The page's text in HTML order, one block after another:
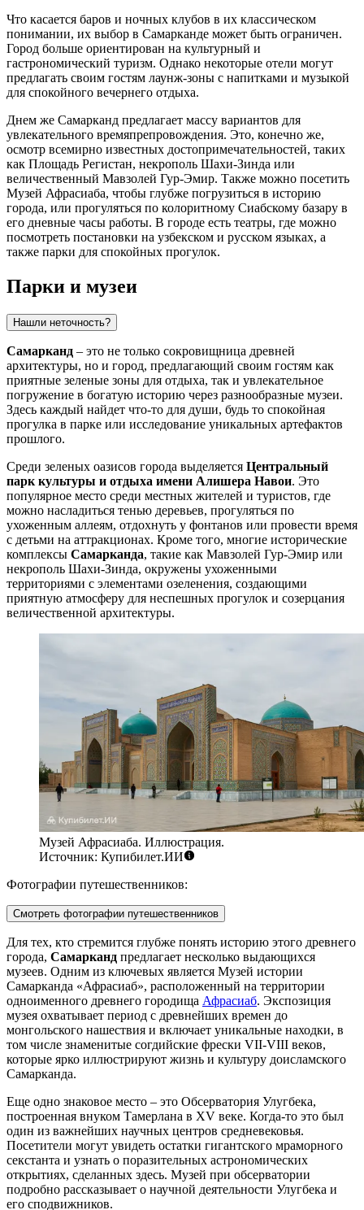
Что касается баров и ночных клубов в их классическом
понимании, их выбор в Самарканде может быть ограничен.
Город больше ориентирован на культурный и
гастрономический туризм. Однако некоторые отели могут
предлагать своим гостям лаунж-зоны с напитками и музыкой
для спокойного вечернего отдыха.
Днем же Самарканд предлагает массу вариантов для
увлекательного времяпрепровождения. Это, конечно же,
осмотр всемирно известных достопримечательностей, таких
как Площадь Регистан, некрополь Шахи-Зинда или
величественный Мавзолей Гур-Эмир. Также можно посетить
Музей Афрасиаба, чтобы глубже погрузиться в историю
города, или прогуляться по колоритному Сиабскому базару в
его дневные часы работы. В городе есть театры, где можно
посмотреть постановки на узбекском и русском языках, а
также парки для спокойных прогулок.
Парки и музеи
Нашли неточность?
Самарканд – это не только сокровищница древней
архитектуры, но и город, предлагающий своим гостям как
приятные зеленые зоны для отдыха, так и увлекательное
погружение в богатую историю через разнообразные музеи.
Здесь каждый найдет что-то для души, будь то спокойная
прогулка в парке или исследование уникальных артефактов
прошлого.
Среди зеленых оазисов города выделяется Центральный
парк культуры и отдыха имени Алишера Навои. Это
популярное место среди местных жителей и туристов, где
можно насладиться тенью деревьев, прогуляться по
ухоженным аллеям, отдохнуть у фонтанов или провести время
с детьми на аттракционах. Кроме того, многие исторические
комплексы Самарканда, такие как Мавзолей Гур-Эмир или
некрополь Шахи-Зинда, окружены ухоженными
территориями с элементами озеленения, создающими
приятную атмосферу для неспешных прогулок и созерцания
величественной архитектуры.
Музей Афрасиаба. Иллюстрация.
Источник: Купибилет.ИИ
Фотографии путешественников:
Смотреть фотографии путешественников
Для тех, кто стремится глубже понять историю этого древнего
города, Самарканд предлагает несколько выдающихся
музеев. Одним из ключевых является Музей истории
Самарканда «Афрасиаб», расположенный на территории
одноименного древнего городища Афрасиаб. Экспозиция
музея охватывает период с древнейших времен до
монгольского нашествия и включает уникальные находки, в
том числе знаменитые согдийские фрески VII-VIII веков,
которые ярко иллюстрируют жизнь и культуру доисламского
Самарканда.
Еще одно знаковое место – это Обсерватория Улугбека,
построенная внуком Тамерлана в XV веке. Когда-то это был
один из важнейших научных центров средневековья.
Посетители могут увидеть остатки гигантского мраморного
секстанта и узнать о поразительных астрономических
открытиях, сделанных здесь. Музей при обсерватории
подробно рассказывает о научной деятельности Улугбека и
его сподвижников.